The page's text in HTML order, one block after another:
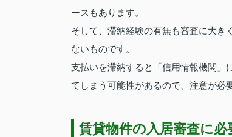
ースもあります。
そして、滞納経験の有無も審査に大き
ないものです。
支払いを滞納すると「信用情報機関」
てしまう可能性があるので、注意が必
賃貸物件の入居審査に必